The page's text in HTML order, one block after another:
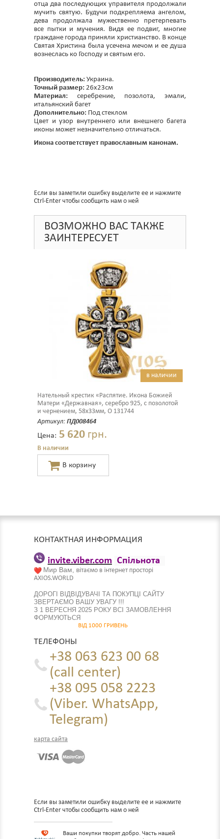
отца два последующих управителя продолжали
мучить святую. Будучи подкрепляема ангелом,
дева продолжала мужественно претерпевать
все пытки и мучения. Видя ее подвиг, многие
граждане города приняли христианство. В конце
Святая Христина была усечена мечом и ее душа
вознеслась ко Господу и святым его.
Производитель: Украина.
Точный размер: 26x23см
Материал: серебрение, позолота, эмали,
итальянский багет
Дополнительно: Под стеклом
Цвет и узор внутреннего или внешнего багета
иконы может незначительно отличаться.
Икона соответствует православным канонам.
Если вы заметили ошибку выделите ее и нажмите
Ctrl-Enter чтобы сообщить нам о ней
ВОЗМОЖНО ВАС ТАКЖЕ
ЗАИНТЕРЕСУЕТ
в наличии
Нательный крестик «Распятие. Икона Божией
Матери «Державная», серебро 925, с позолотой
и чернением, 58х33мм, О 131744
Артикул: ПД008464
Цена: 5 620 грн.
В наличии
КОНТАКТНАЯ ИНФОРМАЦИЯ
invite.viber.com Спільнота
Мир Вам, вітаємо в інтернет просторі
AXIOS.WORLD
ДОРОГІ ВІДВІДУВАЧІ ТА ПОКУПЦІ САЙТУ
ЗВЕРТАЄМО ВАШУ УВАГУ !!!
З 1 ВЕРЕСНЯ 2025 РОКУ ВСІ ЗАМОВЛЕННЯ
ФОРМУЮТЬСЯ
ВІД 1000 ГРИВЕНЬ
ТЕЛЕФОНЫ
+38 063 623 00 68
(call center)
+38 095 058 2223
(Viber. WhatsApp,
Telegram)
карта сайта
Если вы заметили ошибку выделите ее и нажмите
Ctrl-Enter чтобы сообщить нам о ней
Ваши покупки творят добро. Часть нашей